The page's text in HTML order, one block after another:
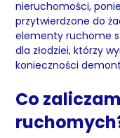
nieruchomości,
przytwierdzone do
elementy ruchome
dla złodziei, którzy
konieczności
Co